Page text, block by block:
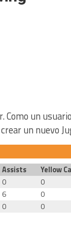
Como un
un nuevo
Assists Yellow
0 0
6 0
0 0